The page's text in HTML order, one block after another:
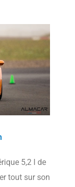
5,2 l de
tout sur son